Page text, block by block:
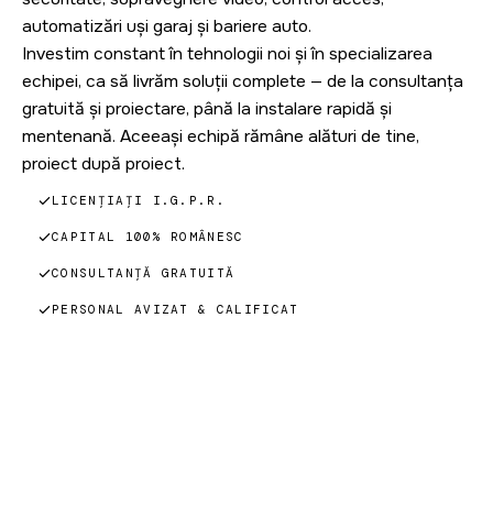
automatizări uși garaj și bariere auto.
Investim constant în tehnologii noi și în specializarea
echipei, ca să livrăm soluții complete — de la consultanța
gratuită și proiectare, până la instalare rapidă și
mentenanță. Aceeași echipă rămâne alături de tine,
proiect după proiect.
LICENȚIAȚI I.G.P.R.
CAPITAL 100% ROMÂNESC
CONSULTANȚĂ GRATUITĂ
PERSONAL AVIZAT & CALIFICAT